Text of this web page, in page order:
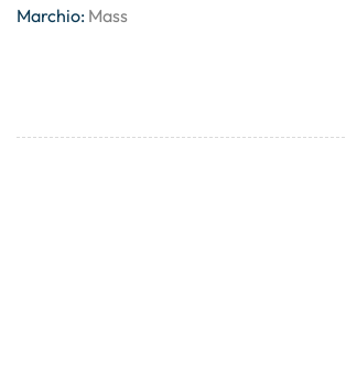
Marchio: Mass